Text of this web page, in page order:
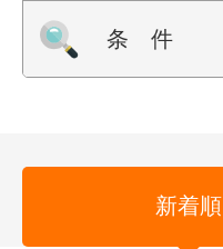
条 件
新着順